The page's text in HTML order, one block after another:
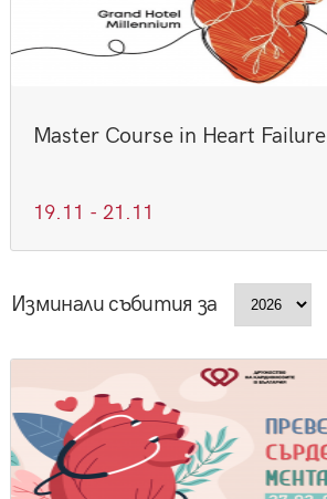
Master Course in Heart Failure
19.11 - 21.11
Изминали събития за